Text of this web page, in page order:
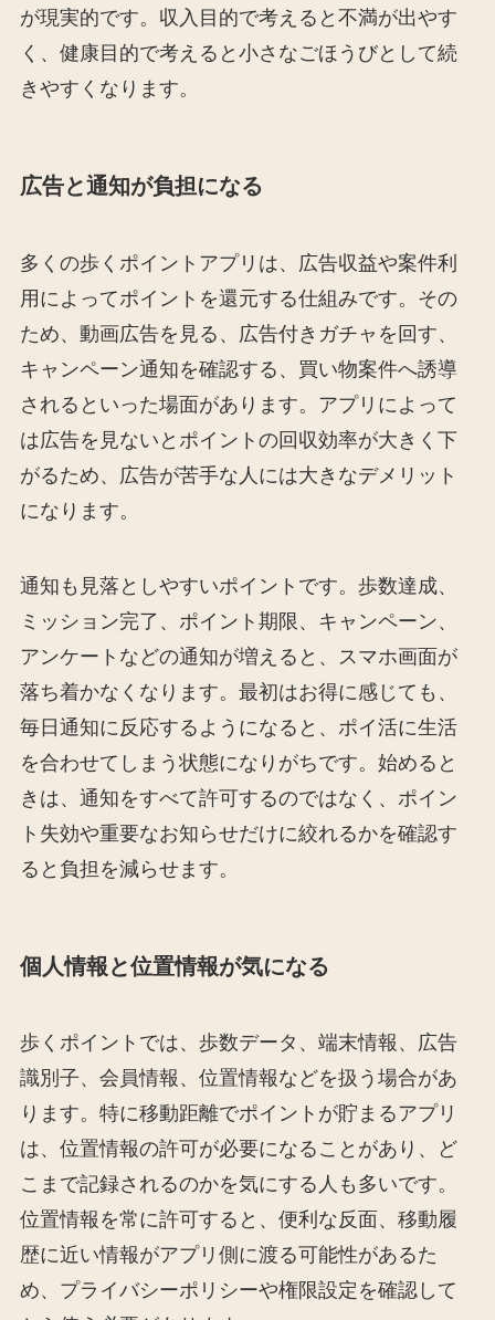
が現実的です。収入目的で考えると不満が出やす
く、健康目的で考えると小さなごほうびとして続
きやすくなります。
広告と通知が負担になる
多くの歩くポイントアプリは、広告収益や案件利
用によってポイントを還元する仕組みです。その
ため、動画広告を見る、広告付きガチャを回す、
キャンペーン通知を確認する、買い物案件へ誘導
されるといった場面があります。アプリによって
は広告を見ないとポイントの回収効率が大きく下
がるため、広告が苦手な人には大きなデメリット
になります。
通知も見落としやすいポイントです。歩数達成、
ミッション完了、ポイント期限、キャンペーン、
アンケートなどの通知が増えると、スマホ画面が
落ち着かなくなります。最初はお得に感じても、
毎日通知に反応するようになると、ポイ活に生活
を合わせてしまう状態になりがちです。始めると
きは、通知をすべて許可するのではなく、ポイン
ト失効や重要なお知らせだけに絞れるかを確認す
ると負担を減らせます。
個人情報と位置情報が気になる
歩くポイントでは、歩数データ、端末情報、広告
識別子、会員情報、位置情報などを扱う場合があ
ります。特に移動距離でポイントが貯まるアプリ
は、位置情報の許可が必要になることがあり、ど
こまで記録されるのかを気にする人も多いです。
位置情報を常に許可すると、便利な反面、移動履
歴に近い情報がアプリ側に渡る可能性があるた
め、プライバシーポリシーや権限設定を確認して